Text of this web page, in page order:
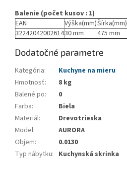
Balenie (počet kusov : 1)
EAN
Výška(mm)Šírka(mm)
3224204200261430 mm 475 mm
Dodatočné parametre
Kategória:
Kuchyne na mieru
Hmotnosť:
8 kg
Balené po:
0
Farba:
Biela
Materiál:
Drevotrieska
Model:
AURORA
Objem:
0.0130
Typ nábytku: Kuchynská skrinka